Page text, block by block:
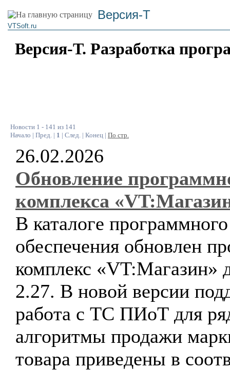
Версия-Т
VTSoft.ru
Версия-Т. Разработка
Новости 1 - 141 из 141
Начало | Пред. | 1 | След. | Конец | По стр.
26.02.2026
Обновление
комплекса
В каталоге программного
обеспечения обновлен
комплекс «VT:Магазин»
2.27. В новой версии
работа с ТС ПИоТ для
алгоритмы продажи
товара приведены в